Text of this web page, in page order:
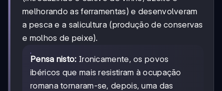
melhorando as ferramentas) e desenvolveram
a pesca e a salicultura (produção de conservas
e molhos de peixe).
Pensa nisto: Ironicamente, os povos
ibéricos que mais resistiram à ocupação
romana tornaram-se, depois, uma das